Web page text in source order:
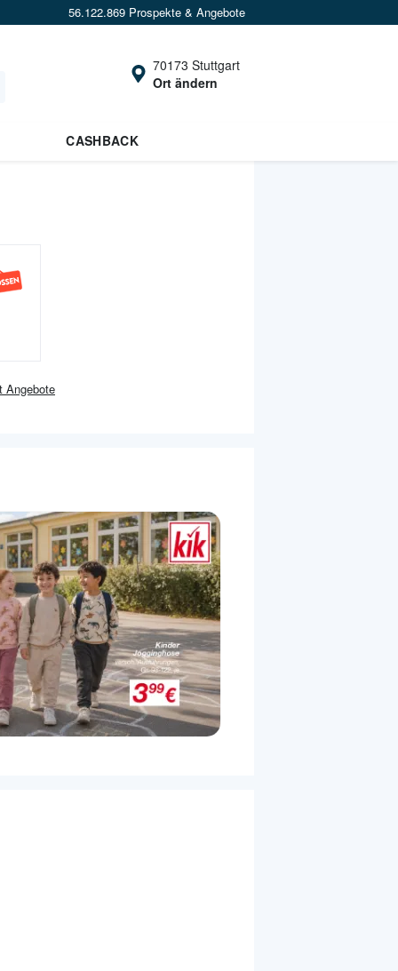
56.122.869 Prospekte & Angebote
70173 Stuttgart
Ort ändern
CASHBACK
Angebote